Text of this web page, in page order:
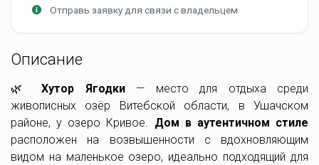
Отправь заявку для связи с владельцем
Описание
🌿 Хутор Ягодки— место для отдыха среди
живописных озёр Витебской области, в Ушачском
районе, у озеро Кривое. Дом в аутентичном стиле
расположен на возвышенности с вдохновляющим
видом на маленькое озеро, идеально подходящий для